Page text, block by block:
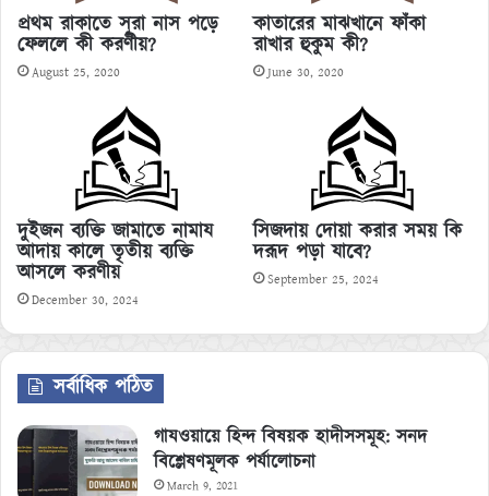
প্রথম রাকাতে সূরা নাস পড়ে
ফেললে কী করণীয়?
August 25, 2020
কাতারের মাঝখানে ফাঁকা
রাখার হুকুম কী?
June 30, 2020
দুইজন ব্যক্তি জামাতে নামায
আদায় কালে তৃতীয় ব্যক্তি
আসলে করণীয়
December 30, 2024
সিজদায় দোয়া করার সময় কি
দরূদ পড়া যাবে?
September 25, 2024
সর্বাধিক পঠিত
গাযওয়ায়ে হিন্দ বিষয়ক হাদীসসমূহ: সনদ
বিশ্লেষণমূলক পর্যালোচনা
March 9, 2021